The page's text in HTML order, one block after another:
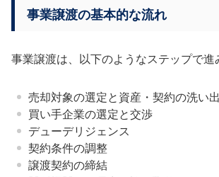
事業譲渡の基本的な流れ
事業譲渡は、以下のようなステップで進
売却対象の選定と資産・契約の洗い
買い手企業の選定と交渉
デューデリジェンス
契約条件の調整
譲渡契約の締結